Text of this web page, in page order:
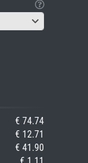
€ 74.74
€ 12.71
€ 41.90
€ 1.11